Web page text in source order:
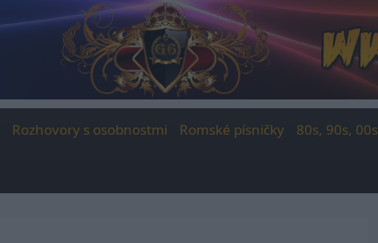
Rozhovory s osobnostmi Romské písničky 80s, 90s, 00s